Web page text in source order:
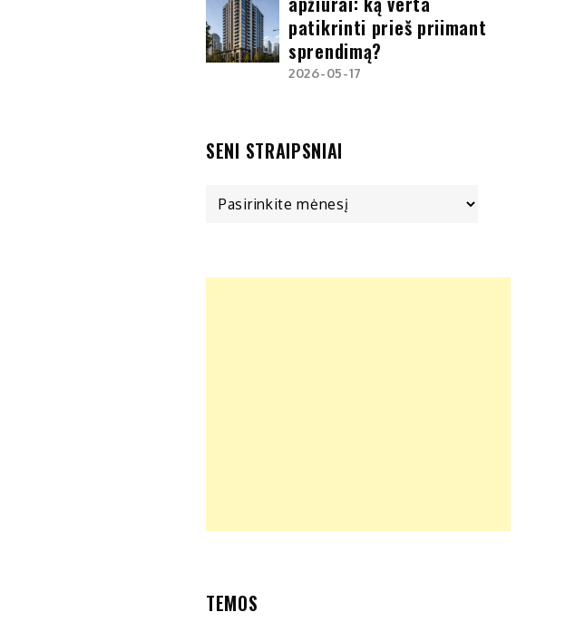
patikrinti prieš priimant
sprendimą?
2026-05-17
SENI STRAIPSNIAI
TEMOS